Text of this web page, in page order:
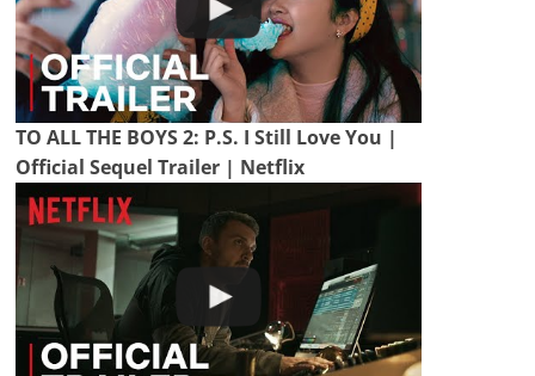
TO ALL THE BOYS 2: P.S. I Still Love You |
Official Sequel Trailer | Netflix